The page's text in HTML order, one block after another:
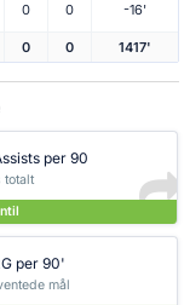
0 0 -16'
0 0 1417'
per 90
totalt
per 90'
mål